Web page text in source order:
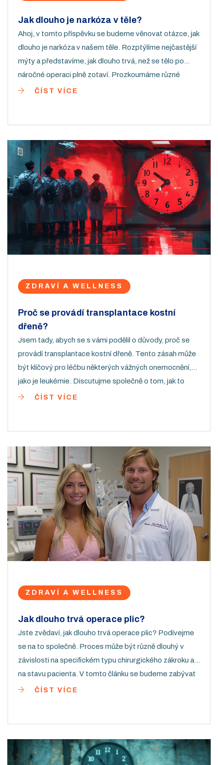
Jak dlouho je narkóza v těle?
Ahoj, v tomto příspěvku se budeme věnovat otázce, jak
dlouho je narkóza v našem těle. Rozptýlíme nejčastější
mýty a představíme, jak dlouho trvá, než se tělo po
náročné operaci plně zotaví. Prozkoumáme různé
faktory, které mohou ovlivnit dobu, po kterou je narkóza
ČÍST VÍCE
ZDRAVÍ A WELLNESS
Proč se provádí transplantace kostní
dřeně?
Jsem tady, abych se s vámi podělil o důvody, proč se
provádí transplantace kostní dřeně. Tento zásah může
být klíčový pro léčbu některých vážných onemocnění,
jako je leukémie. Discutujme společně o tom, jak to
probíhá a jaké role hrají dárci kostní dřeně. Důležité věci,
ČÍST VÍCE
ZDRAVÍ A WELLNESS
Jak dlouho trvá operace plic?
Jste zvědaví, jak dlouho trvá operace plic? Podívejme
se na to společně. Proces může být různě dlouhý v
závislosti na specifickém typu chirurgického zákroku a
na stavu pacienta. V tomto článku se budeme zabývat
především tím, co byste mohli očekávat před, během a
ČÍST VÍCE